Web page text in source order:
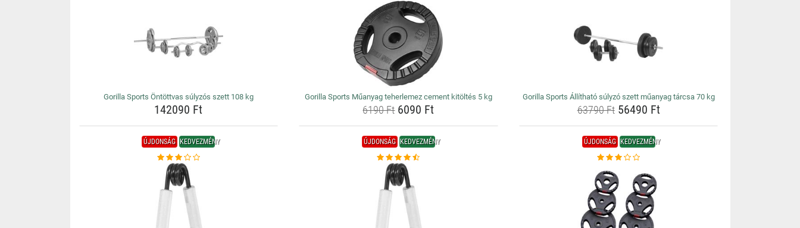
Gorilla Sports Öntöttvas súlyzós szett 108 kg
142090 Ft
Gorilla Sports Műanyag teherlemez cement kitöltés 5 kg
6190 Ft6090 Ft
Gorilla Sports Állítható súlyzó szett műanyag tárcsa 70 kg
63790 Ft56490 Ft
ÚJDONSÁG KEDVEZMÉNY ÚJDONSÁG KEDVEZMÉNY ÚJDONSÁG KEDVEZMÉNY